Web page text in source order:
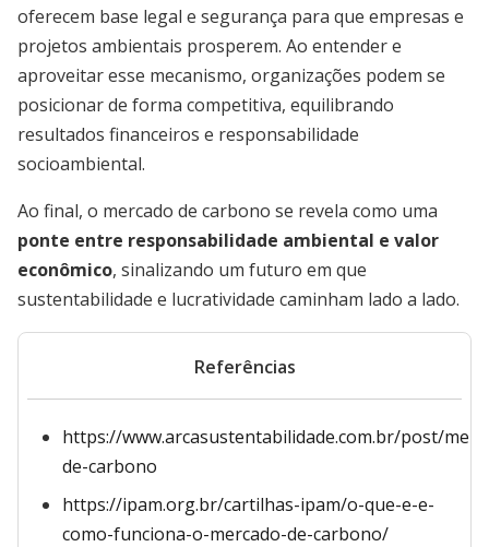
oferecem base legal e segurança para que empresas e
projetos ambientais prosperem. Ao entender e
aproveitar esse mecanismo, organizações podem se
posicionar de forma competitiva, equilibrando
resultados financeiros e responsabilidade
socioambiental.
Ao final, o mercado de carbono se revela como uma
ponte entre responsabilidade ambiental e valor
econômico, sinalizando um futuro em que
sustentabilidade e lucratividade caminham lado a lado.
Referências
https://www.arcasustentabilidade.com.br/post/
de-carbono
https://ipam.org.br/cartilhas-ipam/o-que-e-e-
como-funciona-o-mercado-de-carbono/